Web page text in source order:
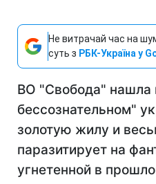
Не витрачай час на
суть з РБК-Україна у
ВО "Свобода" нашла
бессознательном"
золотую жилу и
паразитирует на
угнетенной в